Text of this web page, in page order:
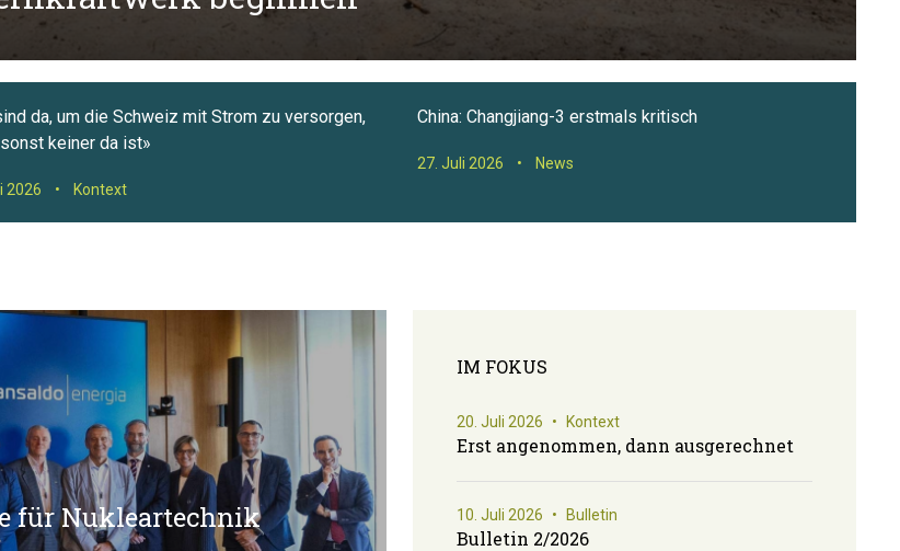
da, um die Schweiz mit Strom zu versorgen,
keiner da ist»
2026 • Kontext
China: Changjiang-3 erstmals kritisch
27. Juli 2026 • News
für Nukleartechnik
IM FOKUS
20. Juli 2026 • Kontext
Erst angenommen, dann ausgerechnet
10. Juli 2026 • Bulletin
Bulletin 2/2026